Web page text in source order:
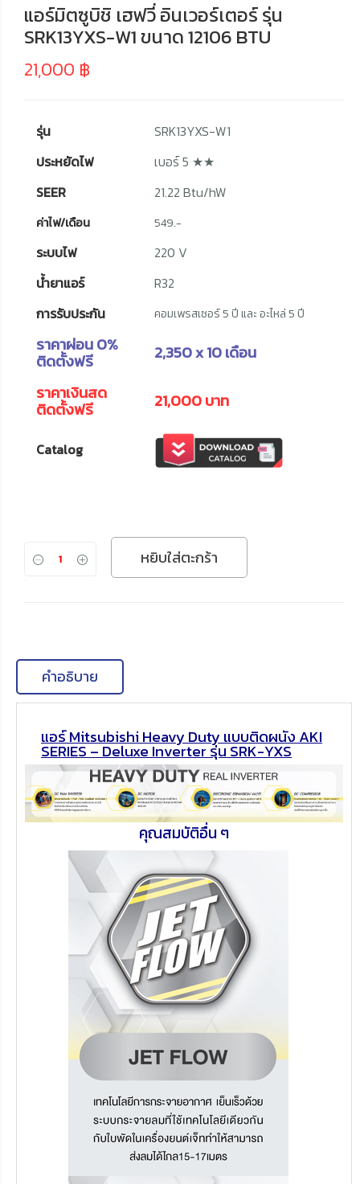
แอร์มิตซูบิชิ เฮฟวี่ อินเวอร์เตอร์ รุ่น
SRK13YXS-W1 ขนาด 12106 BTU
21,000 ฿
รุ่น
SRK13YXS-W1
ประหยัดไฟ
เบอร์ 5 ★★
SEER
21.22 Btu/hW
ค่าไฟ/เดือน 549.-
ระบบไฟ
220 V
น้ำยาแอร์
R32
การรับประกัน
คอมเพรสเซอร์ 5 ปี และ อะไหล่ 5 ปี
ราคาผ่อน 0%
ติดตั้งฟรี
2,350 x 10 เดือน
ราคาเงินสด
ติดตั้งฟรี 21,000 บาท
Catalog
หยิบใส่ตะกร้า
คำอธิบาย
แอร์ Mitsubishi Heavy Duty แบบติดผนัง AKI
SERIES – Deluxe Inverter รุ่น SRK-YXS
คุณสมบัติอื่น ๆ